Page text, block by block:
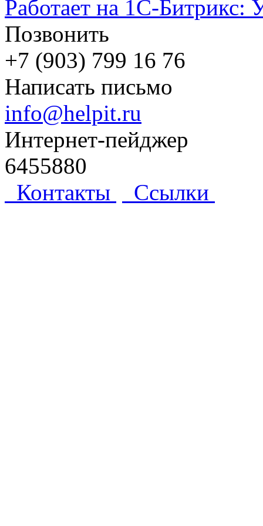
Работает на 1С-Битрикс:
Позвонить
+7 (903) 799 16 76
Написать письмо
info@helpit.ru
Интернет-пейджер
6455880
Контакты
Ссылки